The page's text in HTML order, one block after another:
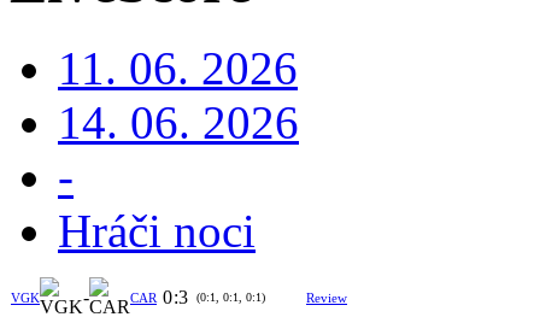
11. 06. 2026
14. 06. 2026
-
Hráči noci
VGK - CAR 0:3 (0:1, 0:1, 0:1) Review